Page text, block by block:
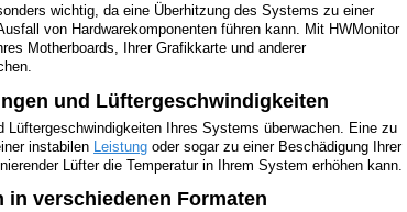
wichtig, da eine Überhitzung des Systems zu einer
von Hardwarekomponenten führen kann. Mit HWMonitor
Motherboards, Ihrer Grafikkarte und anderer
und Lüftergeschwindigkeiten
Lüftergeschwindigkeiten Ihres Systems überwachen. Eine zu
instabilen Leistung oder sogar zu einer Beschädigung Ihrer
Lüfter die Temperatur in Ihrem System erhöhen kann.
in verschiedenen Formaten